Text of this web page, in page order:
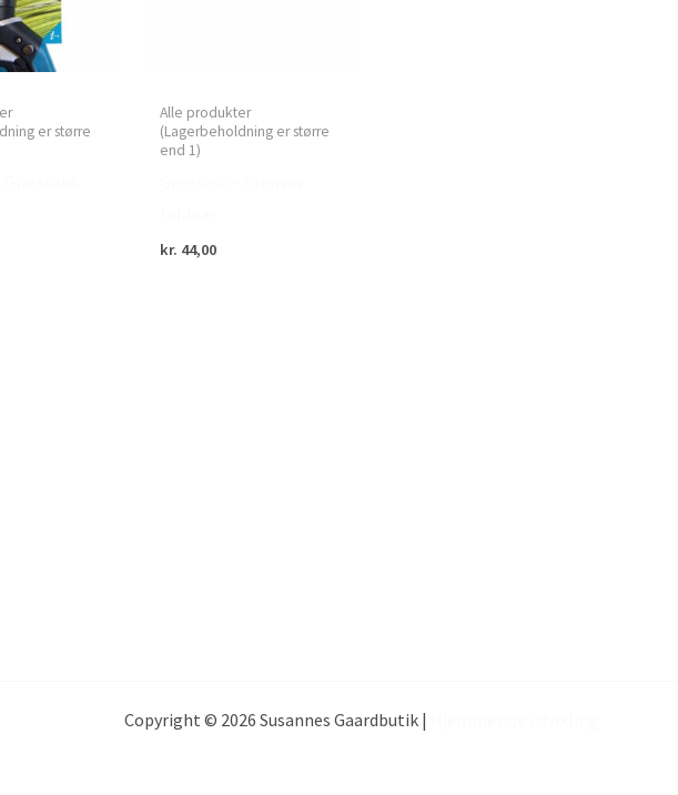
er større
Alle produkter
(Lagerbeholdning er større
end 1)
kr. 44,00
Copyright © 2026 Susannes Gaardbutik |